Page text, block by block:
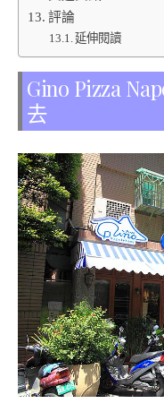
評論
延伸閱讀
Gino Pizza
去